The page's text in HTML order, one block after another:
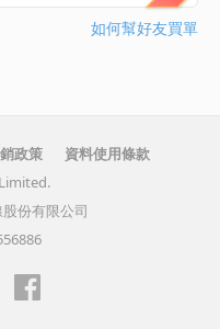
如何幫好友買單
政策
資料使用條款
份有限公司